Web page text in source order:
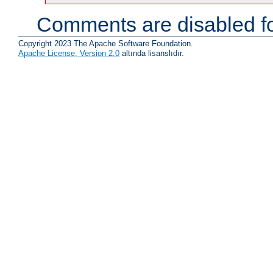
Comments are disabled
Copyright 2023 The Apache Software Foundation.
Apache License, Version 2.0 altında lisanslıdır.